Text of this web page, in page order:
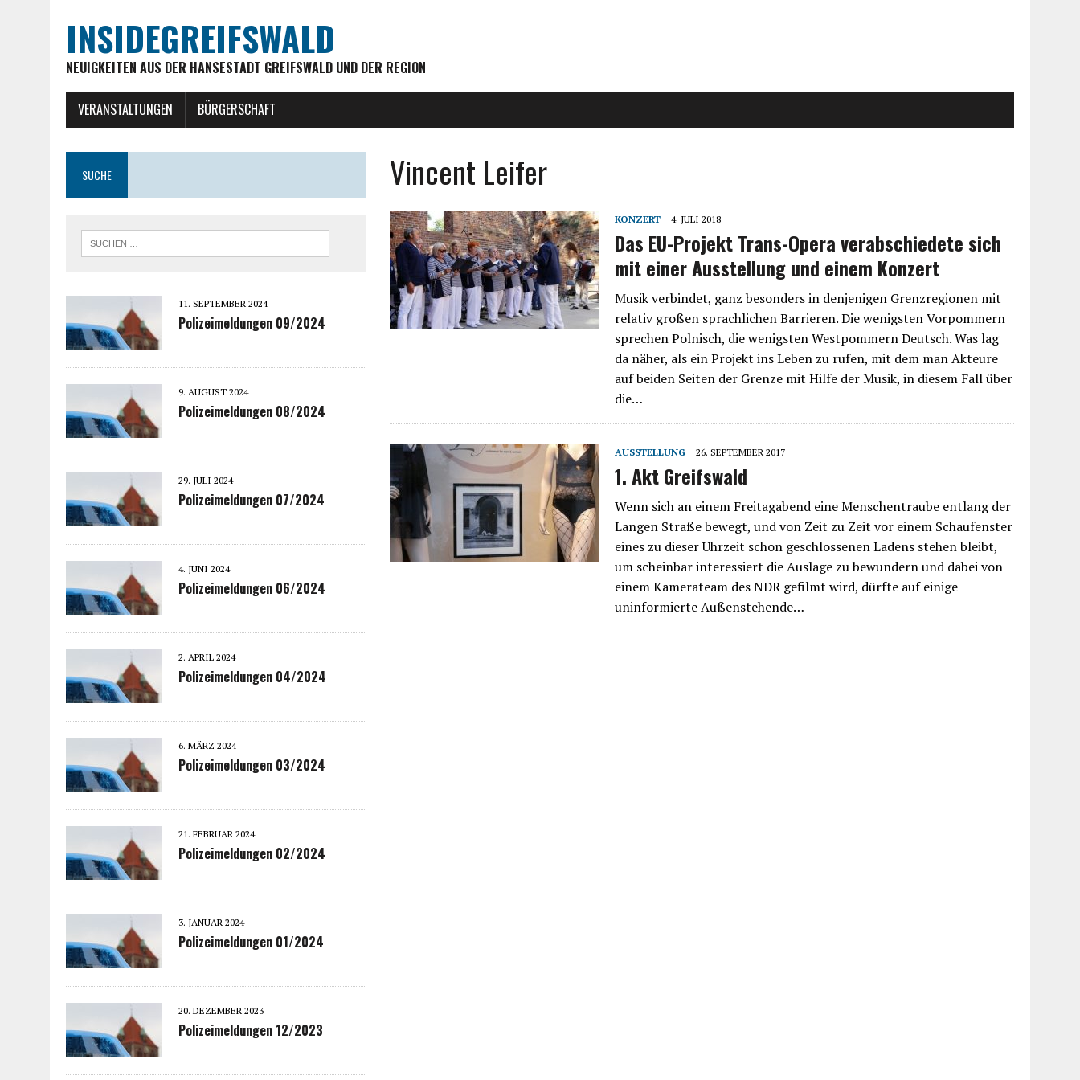
INSIDEGREIFSWALD
NEUIGKEITEN AUS DER HANSESTADT GREIFSWALD UND DER REGION
VERANSTALTUNGEN BÜRGERSCHAFT
Vincent Leifer
KONZERT 4. JULI 2018
Das EU-Projekt Trans-Opera verabschiedete sich
mit einer Ausstellung und einem Konzert
Musik verbindet, ganz besonders in denjenigen Grenzregionen mit
relativ großen sprachlichen Barrieren. Die wenigsten Vorpommern
sprechen Polnisch, die wenigsten Westpommern Deutsch. Was lag
da näher, als ein Projekt ins Leben zu rufen, mit dem man Akteure
auf beiden Seiten der Grenze mit Hilfe der Musik, in diesem Fall über
die…
AUSSTELLUNG 26. SEPTEMBER 2017
1. Akt Greifswald
Wenn sich an einem Freitagabend eine Menschentraube entlang der
Langen Straße bewegt, und von Zeit zu Zeit vor einem Schaufenster
eines zu dieser Uhrzeit schon geschlossenen Ladens stehen bleibt,
um scheinbar interessiert die Auslage zu bewundern und dabei von
einem Kamerateam des NDR gefilmt wird, dürfte auf einige
uninformierte Außenstehende…
SUCHE
11. SEPTEMBER 2024
Polizeimeldungen 09/2024
9. AUGUST 2024
Polizeimeldungen 08/2024
29. JULI 2024
Polizeimeldungen 07/2024
4. JUNI 2024
Polizeimeldungen 06/2024
2. APRIL 2024
Polizeimeldungen 04/2024
6. MÄRZ 2024
Polizeimeldungen 03/2024
21. FEBRUAR 2024
Polizeimeldungen 02/2024
3. JANUAR 2024
Polizeimeldungen 01/2024
20. DEZEMBER 2023
Polizeimeldungen 12/2023